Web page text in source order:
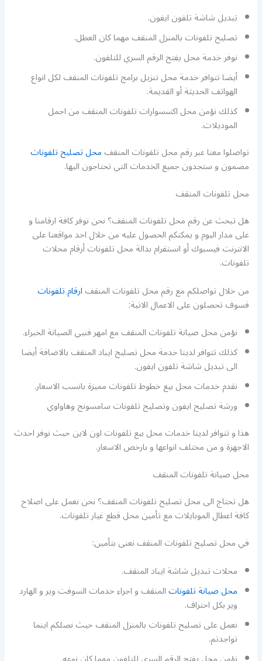
تبديل شاشة تلفون ايفون.
تصليح تلفونات بالمنزل المنقف مهما كان العطل.
نوفر خدمة محل يفتح الرقم السري للتلفون.
أيضا تتوافر خدمة محل تنزيل برامج تلفونات المنقف لكل انواع
الهواتف الحديثة أو القديمة.
كذلك نؤمن محل اكسسوارات تلفونات المنقف من اجمل
الموديلات.
تواصلوا معنا عبر رقم محل تلفونات المنقفمحل تصليح تلفونات
مضمون و ستجدون جميع الخدمات التي تحتاجون اليها.
محل تلفونات المنقف
هل تبحث عن رقم محل تلفونات المنقف؟ نحن نوفر كافة ارقامنا و
على مدار اليوم و يمكنكم الحصول عليه من خلال احد مواقعنا على
الانترنت فيسبوك أو انستقرام بدالة محل تلفونات أرقام محلات
تلفونات.
من خلال تواصلكم مع رقم محل تلفونات المنقفارقام تلفونات
فسوف تحصلون على الاعمال الاتية:
نؤمن محل صيانة تلفونات المنقف مع امهر فنيي الصيانة الخبراء.
كذلك تتوافر لدينا خدمة محل تصليح ايباد المنقف بالاضافة أيضا
الى تبديل شاشة تلفون ايفون.
نقدم خدمات محل بيع خطوط تلفونات مميزة بانسب الاسعار.
ورشة تصليح ايفون وتصليح تلفونات سامسونج وهاواوي
هذا و تتوافر لدينا خدمات محل بيع تلفونات اون لاين حيث نوفر احدث
الاجهزة و من مختلف انواعها و بارخص الاسعار.
محل صيانة تلفونات المنقف
هل تحتاج الى محل تصليح تلفونات المنقف؟ نحن نعمل على اصلاح
كافة اعطال الموبايلات مع تأمين محل قطع غيار تلفونات.
في محل تصليح تلفونات المنقف نعنى بتأمين:
محلات تبديل شاشة ايباد المنقف.
محل صيانة تلفوناتالمنقف و اجراء خدمات السوفت وير و الهارد
وير بكل احتراف.
نعمل على تصليح تلفونات بالمنزل المنقف حيث نصلكم اينما
تواجدتم.